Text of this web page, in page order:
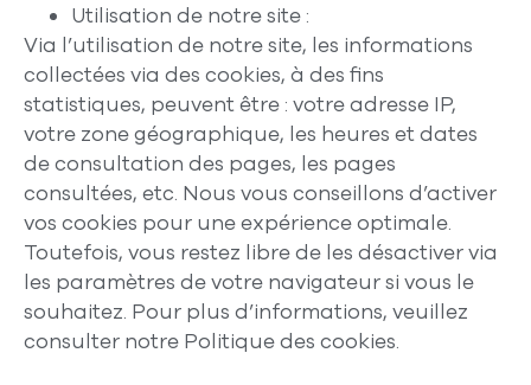
Utilisation de notre site :
Via l’utilisation de notre site, les informations
collectées via des cookies, à des fins
statistiques, peuvent être : votre adresse IP,
votre zone géographique, les heures et dates
de consultation des pages, les pages
consultées, etc. Nous vous conseillons d’activer
vos cookies pour une expérience optimale.
Toutefois, vous restez libre de les désactiver via
les paramètres de votre navigateur si vous le
souhaitez. Pour plus d’informations, veuillez
consulter notre Politique des cookies.